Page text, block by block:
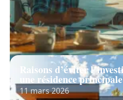
Raisons d’éviter
une résidence principale
11 mars 2026